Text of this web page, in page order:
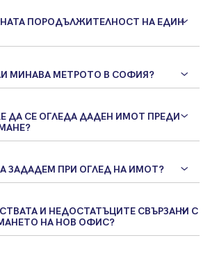
ПОРОДЪЛЖИТЕЛНОСТ НА ЕДИН
МИНАВА МЕТРОТО В СОФИЯ?
ДА СЕ ОГЛЕДА ДАДЕН ИМОТ ПРЕДИ
ЗАДАДЕМ ПРИ ОГЛЕД НА ИМОТ?
И НЕДОСТАТЪЦИТЕ СВЪРЗАНИ С
НА НОВ ОФИС?